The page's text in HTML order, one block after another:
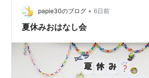
papie30のブログ • 6日前
夏休みおはなし会